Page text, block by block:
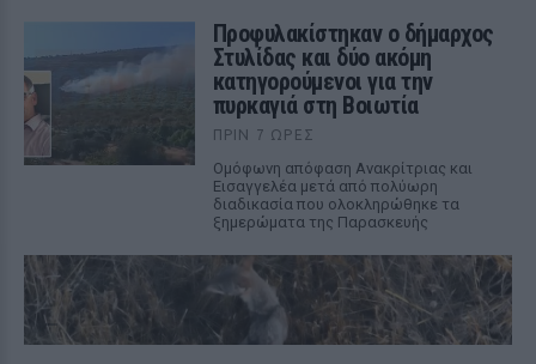
Προφυλακίστηκαν ο δήμαρχος
Στυλίδας και δύο ακόμη
κατηγορούμενοι για την
πυρκαγιά στη Βοιωτία
ΠΡΙΝ 7 ΏΡΕΣ
Ομόφωνη απόφαση Ανακρίτριας και
Εισαγγελέα μετά από πολύωρη
διαδικασία που ολοκληρώθηκε τα
ξημερώματα της Παρασκευής